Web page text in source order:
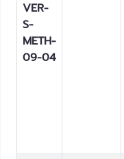
VER-
S-
METH-
09-04